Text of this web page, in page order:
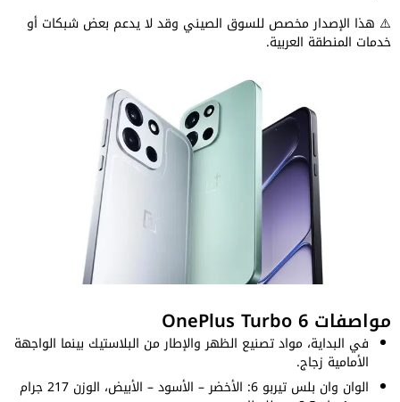
⚠️ هذا الإصدار مخصص للسوق الصيني وقد لا يدعم بعض شبكات أو
خدمات المنطقة العربية.
مواصفات OnePlus Turbo 6
في البداية، مواد تصنيع الظهر والإطار من البلاستيك بينما الواجهة
الأمامية زجاج.
الوان وان بلس تيربو 6: الأخضر – الأسود – الأبيض، الوزن 217 جرام